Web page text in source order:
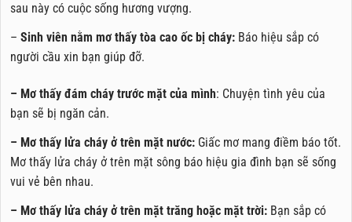
sau này có cuộc sống hương vượng.
– Sinh viên nằm mơ thấy tòa cao ốc bị cháy: Báo hiệu sắp có
người cầu xin bạn giúp đỡ.
– Mơ thấy đám cháy trước mặt của mình: Chuyện tình yêu của
bạn sẽ bị ngăn cản.
– Mơ thấy lửa cháy ở trên mặt nước: Giấc mơ mang điềm báo tốt.
Mơ thấy lửa cháy ở trên mặt sông báo hiệu gia đình bạn sẽ sống
vui vẻ bên nhau.
– Mơ thấy lửa cháy ở trên mặt trăng hoặc mặt trời: Bạn sắp có